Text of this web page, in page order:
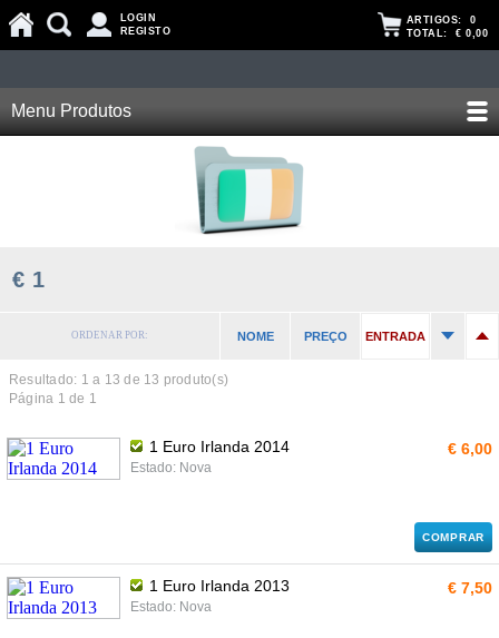
LOGIN
REGISTO
ARTIGOS: 0
TOTAL: € 0,00
Menu Produtos
€ 1
ORDENAR POR: NOME PREÇO ENTRADA
Resultado: 1 a 13 de 13 produto(s)
Página 1 de 1
1 Euro Irlanda 2014
Estado: Nova
€ 6,00
COMPRAR
1 Euro Irlanda 2013
Estado: Nova
€ 7,50